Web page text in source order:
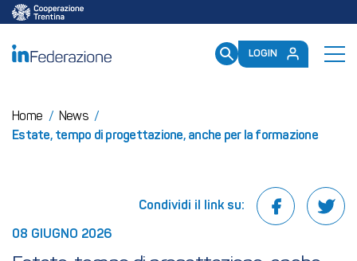
/mailup/GetToken
LOGIN
Home / News /
Estate, tempo di progettazione, anche per la formazione
08 GIUGNO 2026
Condividi il link su: